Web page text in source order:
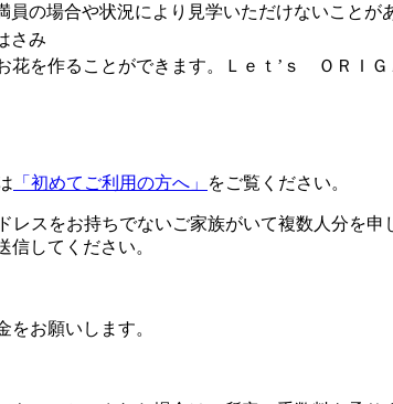
の場合や状況により見学いただけないことが
さみ
を作ることができます。Ｌｅｔ’ｓ ＯＲＩＧ
「初めてご利用の方へ」 をご覧ください。
スをお持ちでないご家族がいて複数人分を
してください。
お願いします。